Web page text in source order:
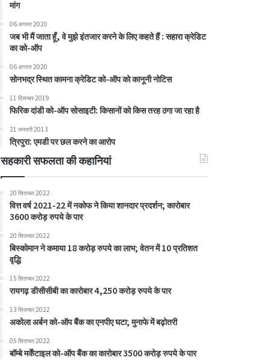
मांग
06 अगस्त 2020
जब भी मैं जाता हूँ, वे मुझे इंतजार करने के लिए कहते हैं : सहारा क्रेडिट
का को-ऑप
06 अगस्त 2020
सोनभद्र स्थित कामना क्रेडिट को-ऑप को कानूनी नोटिस
11 दिसम्बर 2019
फिरिक दांडी को-ऑप सोसाइटी: किसानों को किस तरह ठगा जा रहा है
21 जनवरी 2013
त्रिपुरा: एमडी पर छल करने का आरोप
सहकारी सफलता की कहानियां
20 सितम्बर 2022
वित्त वर्ष 2021-22 में नकोफ ने किया शानदार प्रदर्शन; कारोबार
3600 करोड़ रुपये के पार
20 सितम्बर 2022
बिस्कोमान ने कमाया 18 करोड़ रुपये का लाभ; वेतन में 10 प्रतिशत
वृद्धि
15 सितम्बर 2022
रायगढ़ डीसीसीबी का कारोबार 4,250 करोड़ रुपये के पार
13 सितम्बर 2022
अकोला अर्बन को-ऑप बैंक का एनपीए घटा; मुनाफे में बढ़ोतरी
05 सितम्बर 2022
बॉम्बे मर्केंटाइल को-ऑप बैंक का कारोबार 3500 करोड़ रुपये के पार